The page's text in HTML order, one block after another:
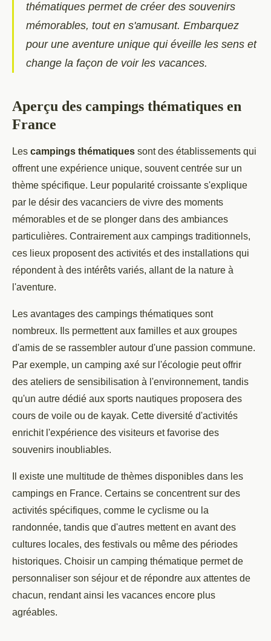
thématiques permet de créer des souvenirs
mémorables, tout en s'amusant. Embarquez
pour une aventure unique qui éveille les sens et
change la façon de voir les vacances.
Aperçu des campings thématiques en
France
Les campings thématiques sont des établissements qui
offrent une expérience unique, souvent centrée sur un
thème spécifique. Leur popularité croissante s'explique
par le désir des vacanciers de vivre des moments
mémorables et de se plonger dans des ambiances
particulières. Contrairement aux campings traditionnels,
ces lieux proposent des activités et des installations qui
répondent à des intérêts variés, allant de la nature à
l'aventure.
Les avantages des campings thématiques sont
nombreux. Ils permettent aux familles et aux groupes
d'amis de se rassembler autour d'une passion commune.
Par exemple, un camping axé sur l'écologie peut offrir
des ateliers de sensibilisation à l'environnement, tandis
qu'un autre dédié aux sports nautiques proposera des
cours de voile ou de kayak. Cette diversité d'activités
enrichit l'expérience des visiteurs et favorise des
souvenirs inoubliables.
Il existe une multitude de thèmes disponibles dans les
campings en France. Certains se concentrent sur des
activités spécifiques, comme le cyclisme ou la
randonnée, tandis que d'autres mettent en avant des
cultures locales, des festivals ou même des périodes
historiques. Choisir un camping thématique permet de
personnaliser son séjour et de répondre aux attentes de
chacun, rendant ainsi les vacances encore plus
agréables.